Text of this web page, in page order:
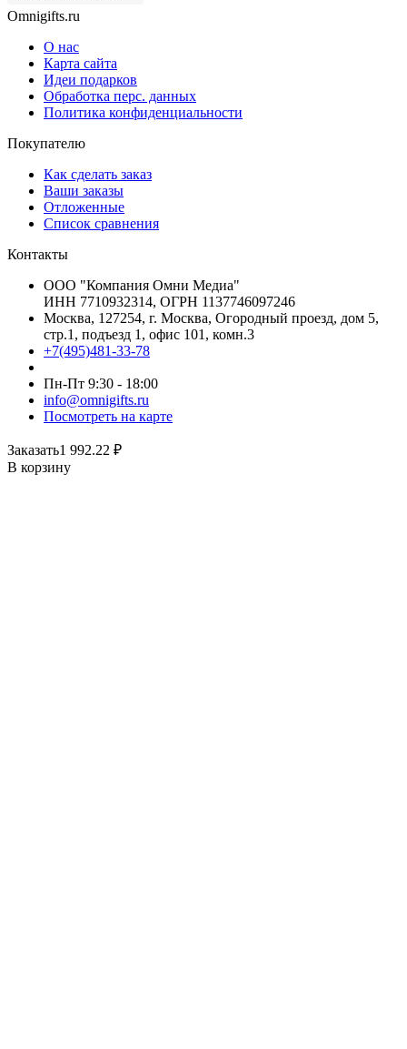
Omnigifts.ru
О нас
Карта сайта
Идеи подарков
Обработка перс. данных
Политика конфиденциальности
Покупателю
Как сделать заказ
Ваши заказы
Отложенные
Список сравнения
Контакты
ООО "Компания Омни Медиа"
ИНН 7710932314, ОГРН 1137746097246
Москва, 127254, г. Москва, Огородный проезд, дом 5,
стр.1, подъезд 1, офис 101, комн.3
+7(495)481-33-78
Пн-Пт 9:30 - 18:00
info@omnigifts.ru
Посмотреть на карте
Заказать1 992.22 ₽
В корзину